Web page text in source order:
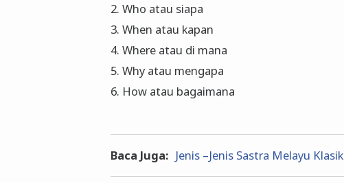
2. Who atau siapa
3. When atau kapan
4. Where atau di mana
5. Why atau mengapa
6. How atau bagaimana
Baca Juga: Jenis –Jenis Sastra Melayu Klasik